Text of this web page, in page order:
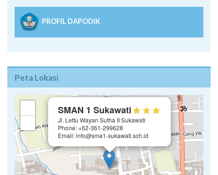
PROFIL DAPODIK
Peta Lokasi
SMAN 1 Sukawati
Jl. Lettu Wayan Sutha II Sukawati
Phone: +62-361-299628
Email: info@sma1-sukawati.sch.id